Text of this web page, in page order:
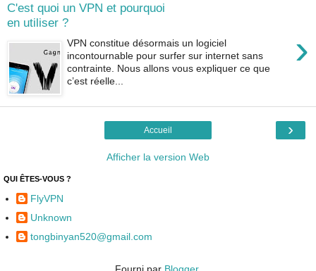
C'est quoi un VPN et pourquoi
en utiliser ?
›
VPN constitue désormais un logiciel
incontournable pour surfer sur internet sans
contrainte. Nous allons vous expliquer ce que
c’est réelle...
›
Accueil
Afficher la version Web
QUI ÊTES-VOUS ?
FlyVPN
Unknown
tongbinyan520@gmail.com